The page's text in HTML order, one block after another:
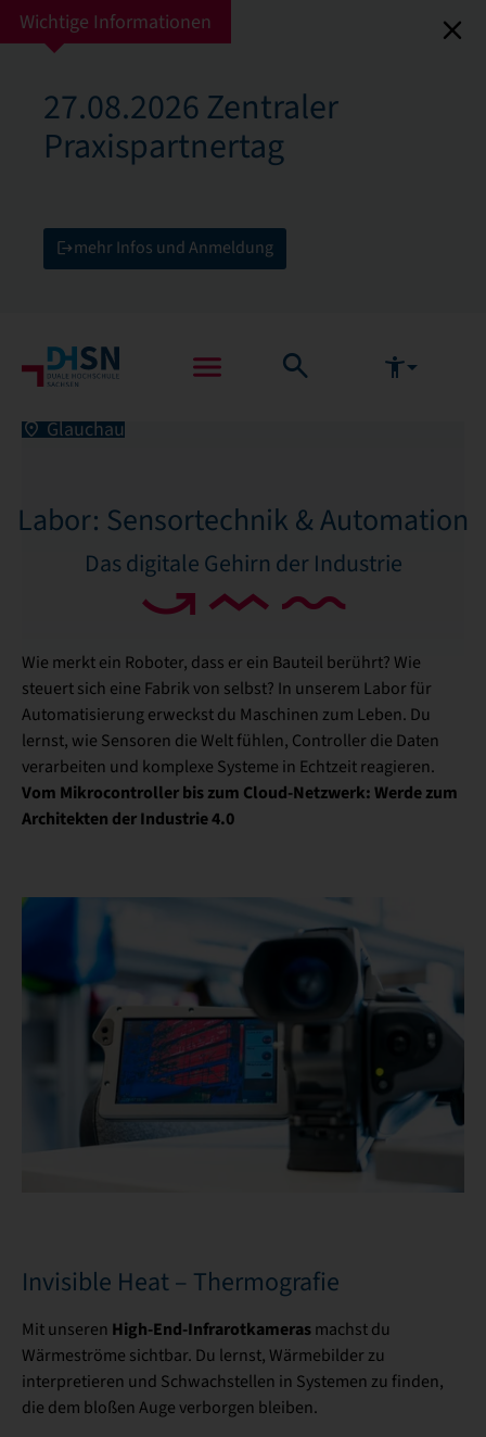
Wichtige Informationen
27.08.2026 Zentraler
Praxispartnertag
mehr Infos und Anmeldung
Glauchau
Labor: Sensortechnik & Automation
Das digitale Gehirn der Industrie
Wie merkt ein Roboter, dass er ein Bauteil berührt? Wie
steuert sich eine Fabrik von selbst? In unserem Labor für
Automatisierung erweckst du Maschinen zum Leben. Du
lernst, wie Sensoren die Welt fühlen, Controller die Daten
verarbeiten und komplexe Systeme in Echtzeit reagieren.
Vom Mikrocontroller bis zum Cloud-Netzwerk: Werde zum
Architekten der Industrie 4.0
Invisible Heat – Thermografie
Mit unseren High-End-Infrarotkameras machst du
Wärmeströme sichtbar. Du lernst, Wärmebilder zu
interpretieren und Schwachstellen in Systemen zu finden,
die dem bloßen Auge verborgen bleiben.